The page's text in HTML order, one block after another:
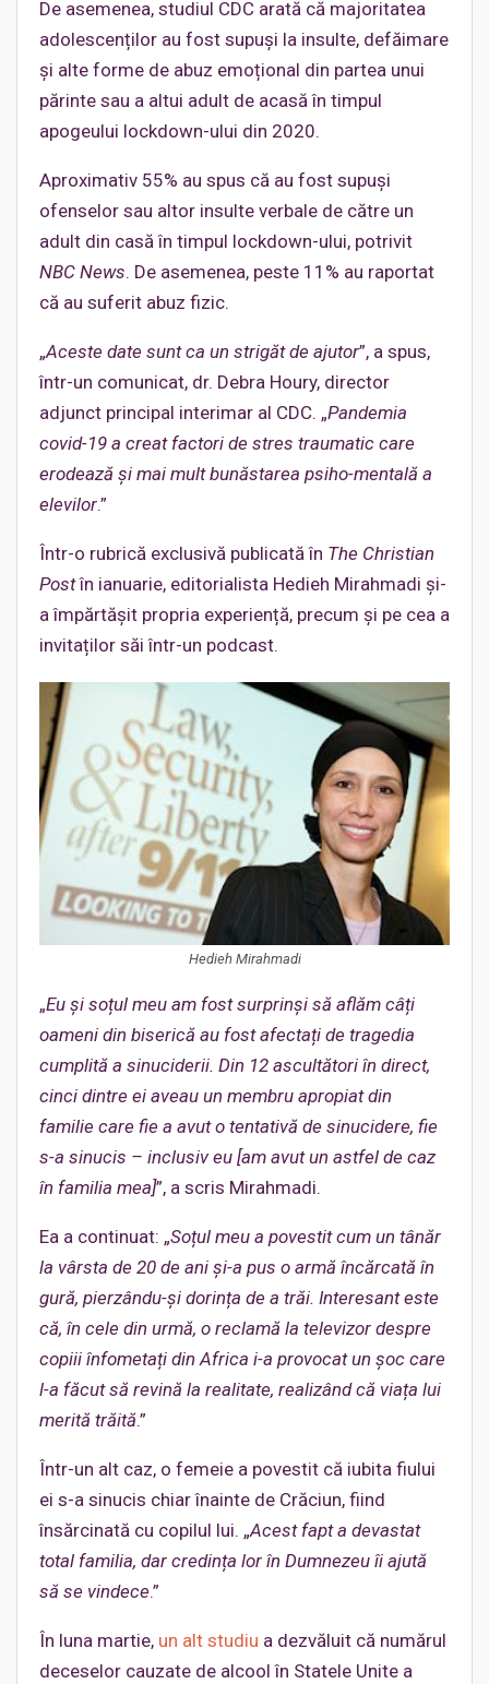
De asemenea, studiul CDC arată că majoritatea
adolescenților au fost supuși la insulte, defăimare
și alte forme de abuz emoțional din partea unui
părinte sau a altui adult de acasă în timpul
apogeului lockdown-ului din 2020.
Aproximativ 55% au spus că au fost supuși
ofenselor sau altor insulte verbale de către un
adult din casă în timpul lockdown-ului, potrivit
NBC News. De asemenea, peste 11% au raportat
că au suferit abuz fizic.
„Aceste date sunt ca un strigăt de ajutor”, a spus,
într-un comunicat, dr. Debra Houry, director
adjunct principal interimar al CDC. „Pandemia
covid-19 a creat factori de stres traumatic care
erodează și mai mult bunăstarea psiho-mentală a
elevilor.”
Într-o rubrică exclusivă publicată în The Christian
Postîn ianuarie, editorialista Hedieh Mirahmadi și-
a împărtășit propria experiență, precum și pe cea a
invitaților săi într-un podcast.
Hedieh Mirahmadi
„Eu și soțul meu am fost surprinși să aflăm câți
oameni din biserică au fost afectați de tragedia
cumplită a sinuciderii. Din 12 ascultători în direct,
cinci dintre ei aveau un membru apropiat din
familie care fie a avut o tentativă de sinucidere, fie
s-a sinucis – inclusiv eu [am avut un astfel de caz
în familia mea]”, a scris Mirahmadi.
Ea a continuat: „Soțul meu a povestit cum un tânăr
la vârsta de 20 de ani și-a pus o armă încărcată în
gură, pierzându-și dorința de a trăi. Interesant este
că, în cele din urmă, o reclamă la televizor despre
copiii înfometați din Africa i-a provocat un șoc care
l-a făcut să revină la realitate, realizând că viața lui
merită trăită.”
Într-un alt caz, o femeie a povestit că iubita fiului
ei s-a sinucis chiar înainte de Crăciun, fiind
însărcinată cu copilul lui. „Acest fapt a devastat
total familia, dar credința lor în Dumnezeu îi ajută
să se vindece.”
În luna martie, un alt studiu a dezvăluit că numărul
deceselor cauzate de alcool în Statele Unite a